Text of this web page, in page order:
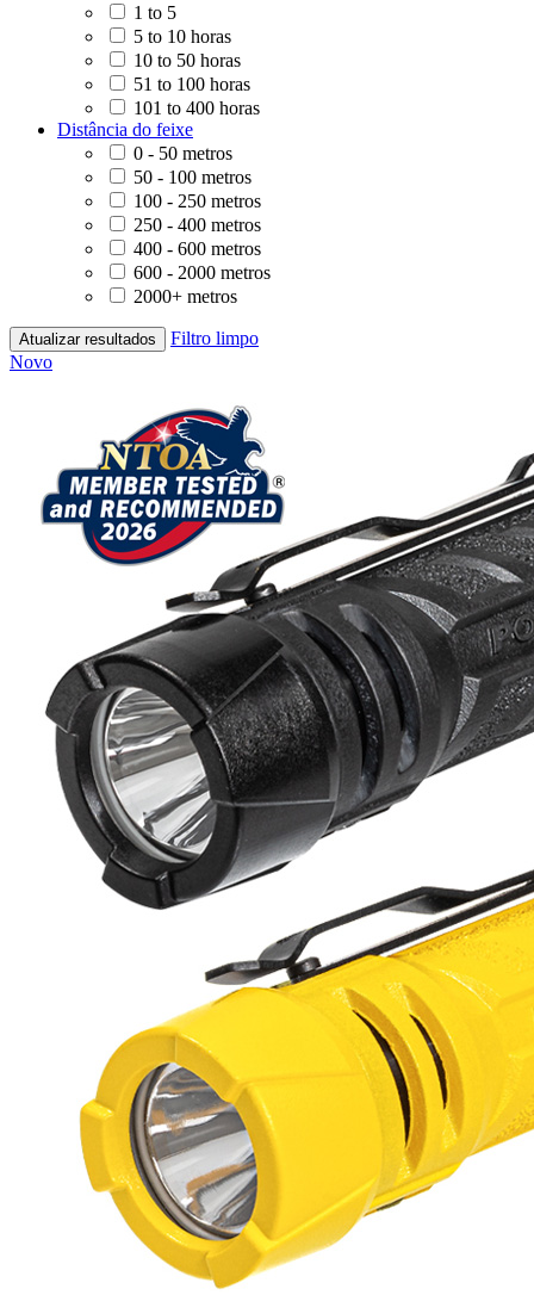
1 to 5
5 to 10 horas
10 to 50 horas
51 to 100 horas
101 to 400 horas
Distância do feixe
0 - 50 metros
50 - 100 metros
100 - 250 metros
250 - 400 metros
400 - 600 metros
600 - 2000 metros
2000+ metros
Atualizar resultados
Filtro limpo
Novo